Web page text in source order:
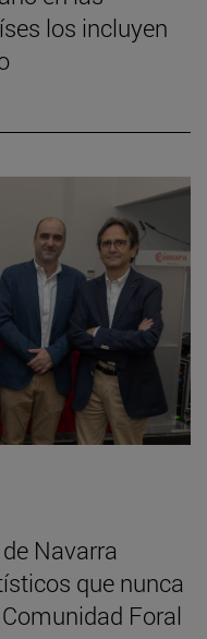
los incluyen
Navarra
que nunca
Foral